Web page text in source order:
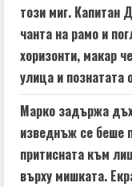
n
g
този миг. Капитан
чанта на рамо и
хоризонти, макар
улица и познатата
Марко задържа
изведнъж се беше
притисната към
върху мишката.